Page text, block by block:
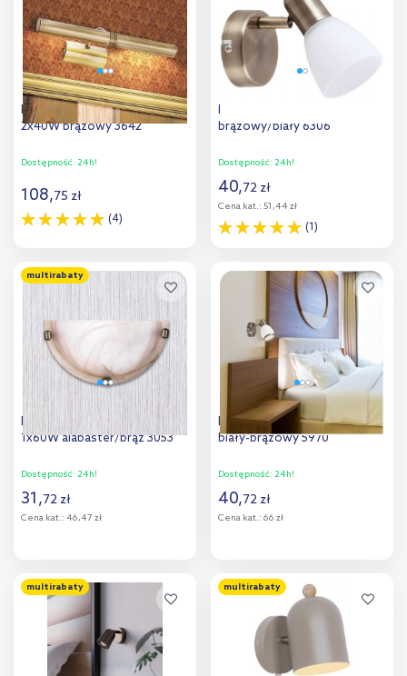
Rabalux Picture Light kinkiet
2x40W brązowy 3642
Dostępność: 24h!
108,75 zł
(4)
Dodaj do
porównania
Rabalux Soma kinkiet 1x40W
brązowy/biały 6306
Dostępność: 24h!
40,72 zł
Cena kat.: 51,44 zł
(1)
Dodaj do
porównania
multirabaty
Rabalux Alabastro kinkiet
1x60W alabaster/brąz 3053
Dostępność: 24h!
31,72 zł
Cena kat.: 46,47 zł
Dodaj do
porównania
Rabalux Elite kinkiet 1x40 W
biały-brązowy 5970
Dostępność: 24h!
40,72 zł
Cena kat.: 66 zł
Dodaj do
porównania
multirabaty multirabaty